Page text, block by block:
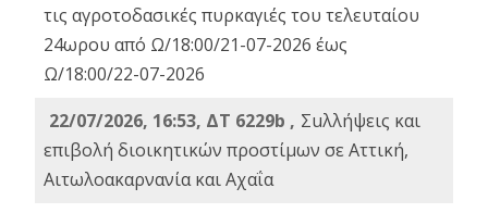
τις αγροτοδασικές πυρκαγιές του τελευταίου
24ωρου από Ω/18:00/21-07-2026 έως
Ω/18:00/22-07-2026
22/07/2026, 16:53, ΔΤ 6229b , Σuλλήψεις και
επιβολή διοικητικών προστίμων σε Αττική,
Αιτωλοακαρνανία και Αχαΐα